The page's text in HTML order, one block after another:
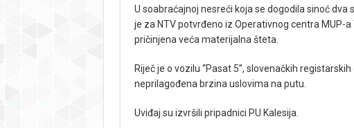
U soabraćajnoj nesreći koja se dogodila sinoć
je za NTV potvrđeno iz Operativnog centra MUP-
pričinjena veća materijalna šteta.
Riječ je o vozilu “Pasat 5”, slovenačkih
neprilagođena brzina uslovima na putu.
Uviđaj su izvršili pripadnici PU Kalesija.